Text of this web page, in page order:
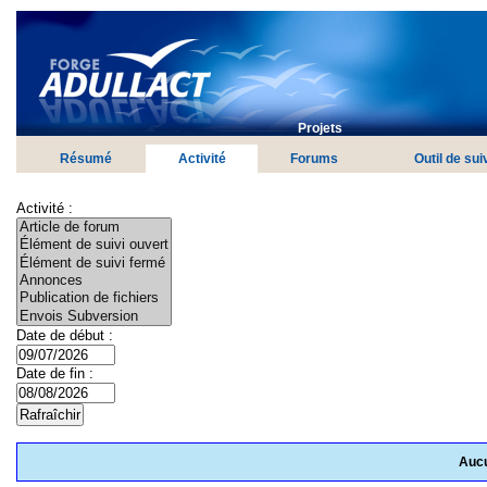
Projets
Résumé Activité Forums Outil de
Activité :
Date de début :
Date de fin :